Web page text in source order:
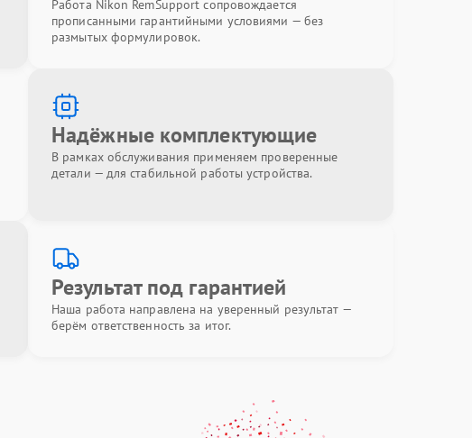
Работа Nikon RemSupport сопровождается
прописанными гарантийными условиями — без
размытых формулировок.
Надёжные комплектующие
В рамках обслуживания применяем проверенные
детали — для стабильной работы устройства.
Результат под гарантией
Наша работа направлена на уверенный результат —
берём ответственность за итог.